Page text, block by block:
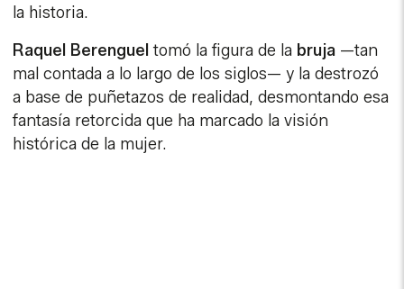
la historia.
Raquel Berengueltomó la figura de la bruja —tan
mal contada a lo largo de los siglos— y la destrozó
a base de puñetazos de realidad, desmontando esa
fantasía retorcida que ha marcado la visión
histórica de la mujer.